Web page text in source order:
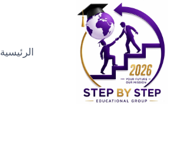
الرئيسية